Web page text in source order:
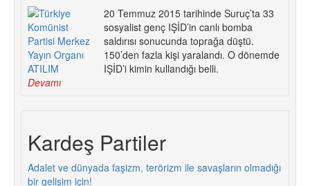
20 Temmuz 2015 tarihinde Suruç’ta 33
sosyalist genç IŞİD’in canlı bomba
saldırısı sonucunda toprağa düştü.
150’den fazla kişi yaralandı. O dönemde
IŞİD’i kimin kullandığı belli.
Devamı
Kardeş Partiler
Adalet ve dünyada faşizm, terörizm ile savaşların olmadığı
bir gelişim için!